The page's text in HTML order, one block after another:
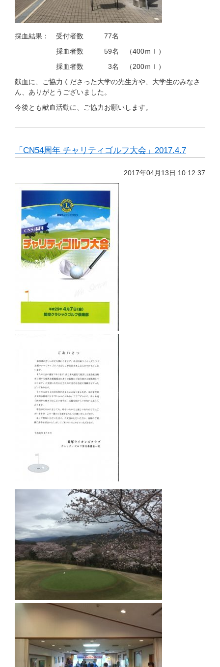
採血結果： 受付者数 77名
採血者数 59名 （400ｍｌ）
採血者数 3名 （200ｍｌ）
献血に、ご協力くださった大学の先生方や、大学生のみなさ
ん、ありがとうございました。
今後とも献血活動に、ご協力お願いします。
「CN54周年 チャリティゴルフ大会」2017.4.7
2017年04月13日 10:12:37